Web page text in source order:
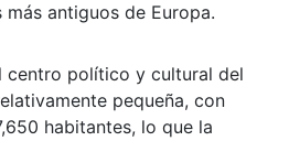
antiguos de Europa.
centro político y cultural del
pequeña, con
habitantes, lo que la